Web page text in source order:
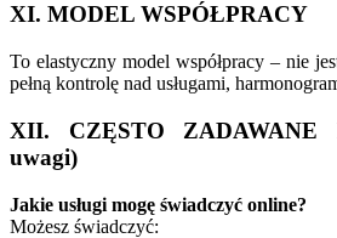
XI. MODEL WSPÓŁPRACY
To elastyczny model współpracy – nie
pełną kontrolę nad usługami,
XII. CZĘSTO ZADAWANE
uwagi)
Jakie usługi mogę świadczyć online?
Możesz świadczyć: